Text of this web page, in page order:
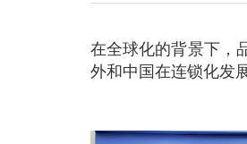
在全球化的背景下，
外和中国在连锁化发